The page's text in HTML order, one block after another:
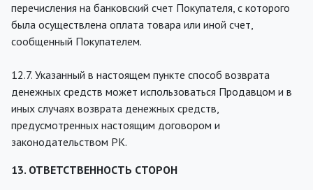
перечисления на банковский счет Покупателя, с которого
была осуществлена оплата товара или иной счет,
сообщенный Покупателем.
12.7. Указанный в настоящем пункте способ возврата
денежных средств может использоваться Продавцом и в
иных случаях возврата денежных средств,
предусмотренных настоящим договором и
законодательством РК.
13. ОТВЕТСТВЕННОСТЬ СТОРОН